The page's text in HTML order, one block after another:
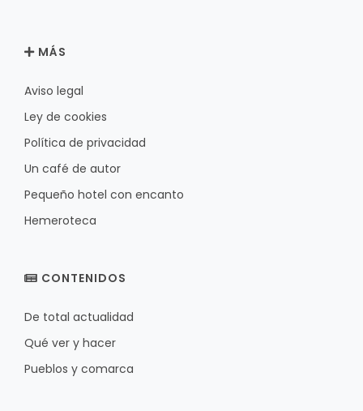
MÁS
Aviso legal
Ley de cookies
Política de privacidad
Un café de autor
Pequeño hotel con encanto
Hemeroteca
CONTENIDOS
De total actualidad
Qué ver y hacer
Pueblos y comarca